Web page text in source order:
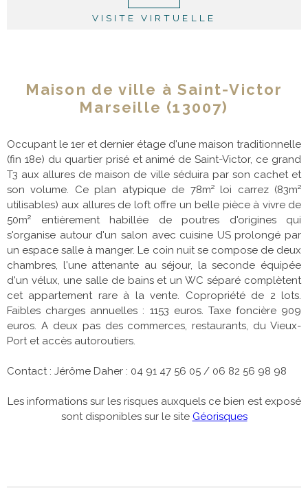
VISITE VIRTUELLE
Maison de ville à Saint-Victor
Marseille (13007)
Occupant le 1er et dernier étage d'une maison traditionnelle
(fin 18e) du quartier prisé et animé de Saint-Victor, ce grand
T3 aux allures de maison de ville séduira par son cachet et
son volume. Ce plan atypique de 78m² loi carrez (83m²
utilisables) aux allures de loft offre un belle pièce à vivre de
50m² entièrement habillée de poutres d'origines qui
s'organise autour d'un salon avec cuisine US prolongé par
un espace salle à manger. Le coin nuit se compose de deux
chambres, l'une attenante au séjour, la seconde équipée
d'un vélux, une salle de bains et un WC séparé complètent
cet appartement rare à la vente. Copropriété de 2 lots.
Faibles charges annuelles : 1153 euros. Taxe foncière 909
euros. A deux pas des commerces, restaurants, du Vieux-
Port et accès autoroutiers.
Contact : Jérôme Daher : 04 91 47 56 05 / 06 82 56 98 98
Les informations sur les risques auxquels ce bien est exposé
sont disponibles sur le site Géorisques